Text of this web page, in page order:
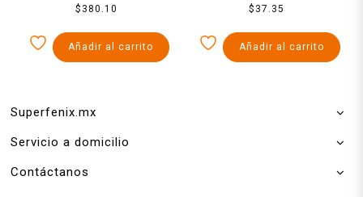
1 Optipro Lata 720 Grs
$ 380.10
Añadir al carrito
Kinder 1+ a partir de 1 año
$ 37.35
Añadir al carrito
Superfenix.mx
Servicio a domicilio
Contáctanos